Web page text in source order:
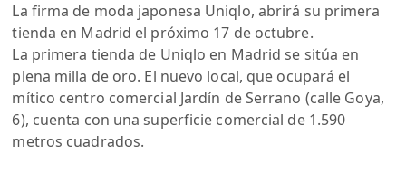
La firma de moda japonesa Uniqlo, abrirá su primera
tienda en Madrid el próximo 17 de octubre.
La primera tienda de Uniqlo en Madrid se sitúa en
plena milla de oro. El nuevo local, que ocupará el
mítico centro comercial Jardín de Serrano (calle Goya,
6), cuenta con una superficie comercial de 1.590
metros cuadrados.